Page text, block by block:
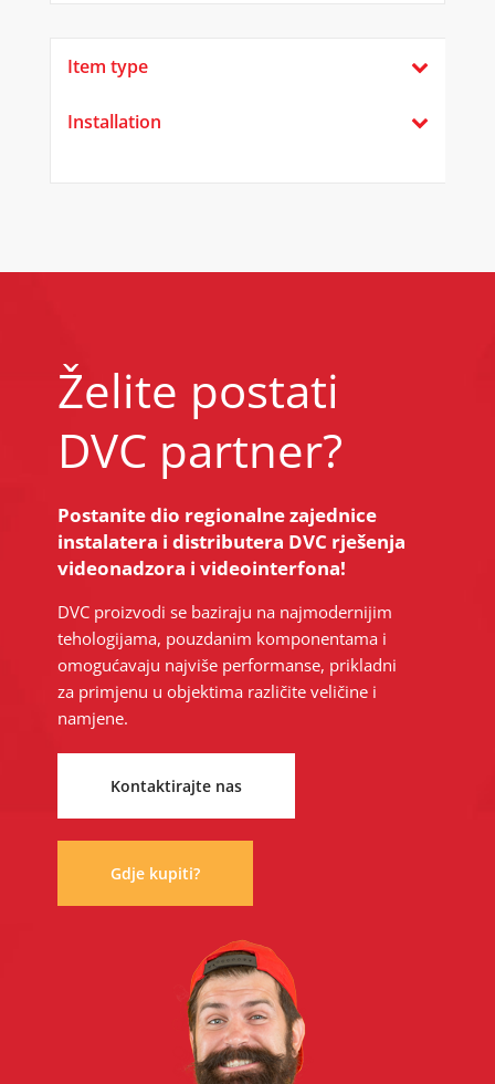
Item type
Installation
Želite postati
DVC partner?
Postanite dio regionalne zajednice
instalatera i distributera DVC rješenja
videonadzora i videointerfona!
DVC proizvodi se baziraju na najmodernijim
tehologijama, pouzdanim komponentama i
omogućavaju najviše performanse, prikladni
za primjenu u objektima različite veličine i
namjene.
Kontaktirajte nas
Gdje kupiti?